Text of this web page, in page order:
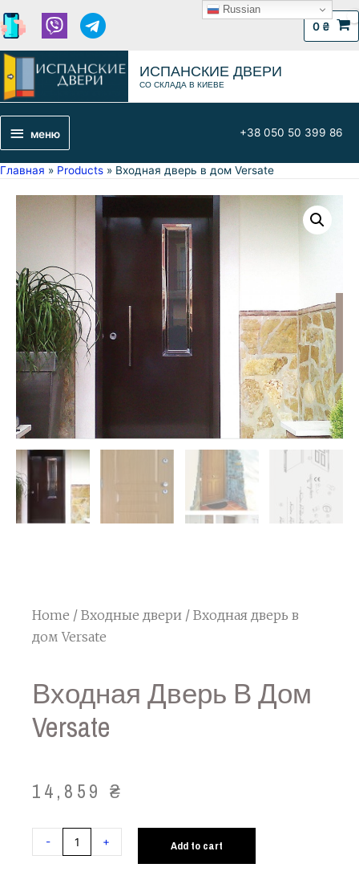
0 ₴
ИСПАНСКИЕ ДВЕРИ
СО СКЛАДА В КИЕВЕ
меню +38 050 50 399 86
Главная Products Входная дверь в дом Versate
Home / Входные двери / Входная дверь в
дом Versate
Входная Дверь В Дом
Versate
14,859 ₴
- + Add to cart
Russian